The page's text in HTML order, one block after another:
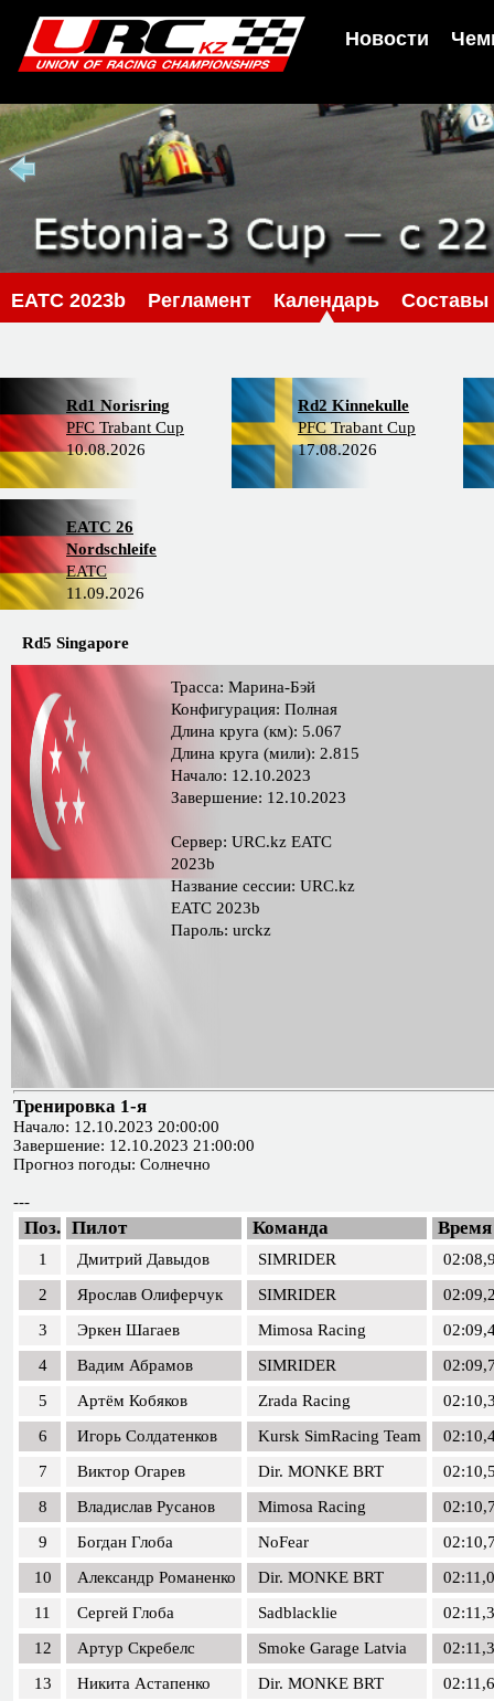
Новости
EATC 2023b Регламент Календарь Составы
Rd1 Norisring
PFC Trabant Cup
10.08.2026
Rd2 Kinnekulle
PFC Trabant Cup
17.08.2026
EATC 26
Nordschleife
EATC
11.09.2026
Rd5 Singapore
Трасса: Марина-Бэй
Конфигурация: Полная
Длина круга (км): 5.067
Длина круга (мили): 2.815
Начало: 12.10.2023
Завершение: 12.10.2023
Сервер: URC.kz EATC
2023b
Название сессии: URC.kz
EATC 2023b
Пароль: urckz
Тренировка 1-я
Начало: 12.10.2023 20:00:00
Завершение: 12.10.2023 21:00:00
Прогноз погоды: Солнечно
---
Поз. Пилот Команда Время
1 Дмитрий Давыдов SIMRIDER
2
Ярослав Олиферчук SIMRIDER
3
Эркен Шагаев Mimosa Racing
4
Вадим Абрамов SIMRIDER
5
Артём Кобяков Zrada Racing
6
Игорь Солдатенков Kursk SimRacing Team
7
Виктор Огарев Dir. MONKE BRT
8
Владислав Русанов Mimosa Racing
9
Богдан Глоба NoFear
10
Александр Романенко Dir. MONKE BRT
11
Сергей Глоба Sadblacklie
12
Артур Скребелс Smoke Garage Latvia
13
Никита Астапенко Dir. MONKE BRT